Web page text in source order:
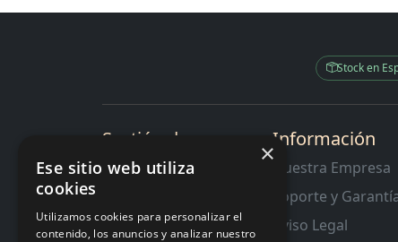
Stock en
Sectión de
Interes
RMA y Garantias
Información
Nuestra Empresa
Soporte y
Aviso Legal
×
Ese sitio web utiliza
cookies
Utilizamos cookies para personalizar el
contenido, los anuncios y analizar nuestro